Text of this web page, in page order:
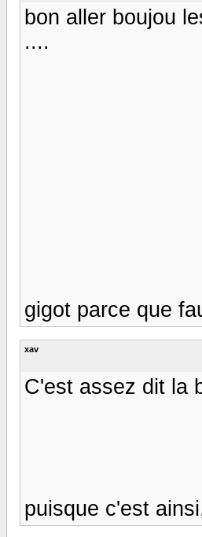
bon aller boujou
....
gigot parce que
xav
C'est assez dit la
puisque c'est